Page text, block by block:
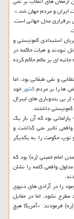
ایران و مردم جهان شد.»
برقراری عدل جهانی است.
یكی جریان استبدادی كمونیستی و
و هیات حاكمه در
ای بر عالم حاكم كرده
و نفی طبقاتی بود، اما
ها را بر مردمكشورخود
بی بندوباری های لیبرال
داشتند.
بود كه آن باز یك
تاثیر نمی گذاشت و
توپ حكومت را به یكدیگر
امام خمینی (ره) بود كه
واقعی كلمه را نشان
را در آزادی های دنیوی
نشود، اما در مقابل
فرمودند: «آمریكا هیچ